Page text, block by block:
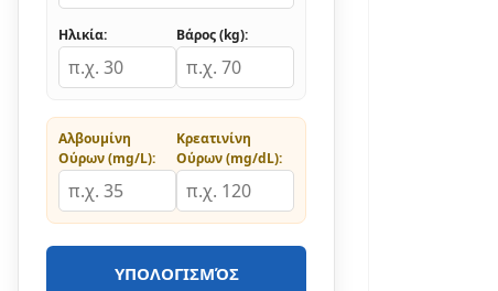
Ηλικία: Βάρος (kg):
Αλβουμίνη
Ούρων (mg/L):
Κρεατινίνη
Ούρων (mg/dL):
ΥΠΟΛΟΓΙΣΜΌΣ